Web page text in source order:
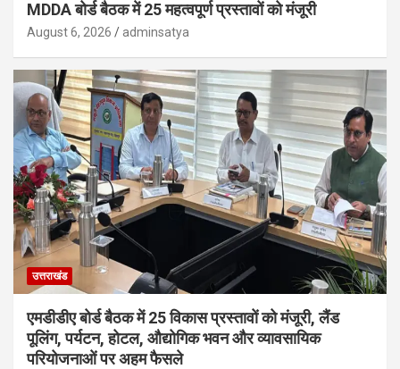
MDDA बोर्ड बैठक में 25 महत्वपूर्ण प्रस्तावों को मंजूरी
August 6, 2026 adminsatya
उत्तराखंड
एमडीडीए बोर्ड बैठक में 25 विकास प्रस्तावों को मंजूरी, लैंड
पूलिंग, पर्यटन, होटल, औद्योगिक भवन और व्यावसायिक
परियोजनाओं पर अहम फैसले